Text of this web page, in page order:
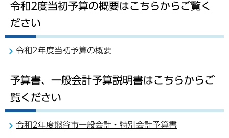
令和2度当初予算の概要はこちらからご覧く
ださい
令和2年度当初予算の概要
予算書、一般会計予算説明書はこちらからご
覧ください
令和2年度熊谷市一般会計・特別会計予算書